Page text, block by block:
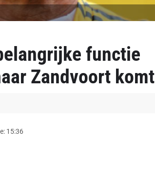
functie
Zandvoort komt
15:36